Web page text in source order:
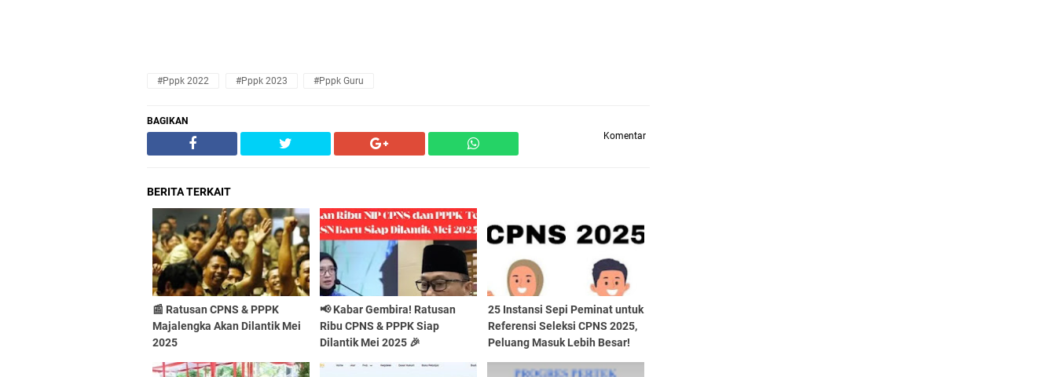
#pppk 2022 #pppk 2023 #pppk Guru
BAGIKAN
Komentar
BERITA TERKAIT
📰 Ratusan CPNS & PPPK
Majalengka Akan Dilantik Mei
2025
📢 Kabar Gembira! Ratusan
Ribu CPNS & PPPK Siap
Dilantik Mei 2025 🎉
25 Instansi Sepi Peminat untuk
Referensi Seleksi CPNS 2025,
Peluang Masuk Lebih Besar!